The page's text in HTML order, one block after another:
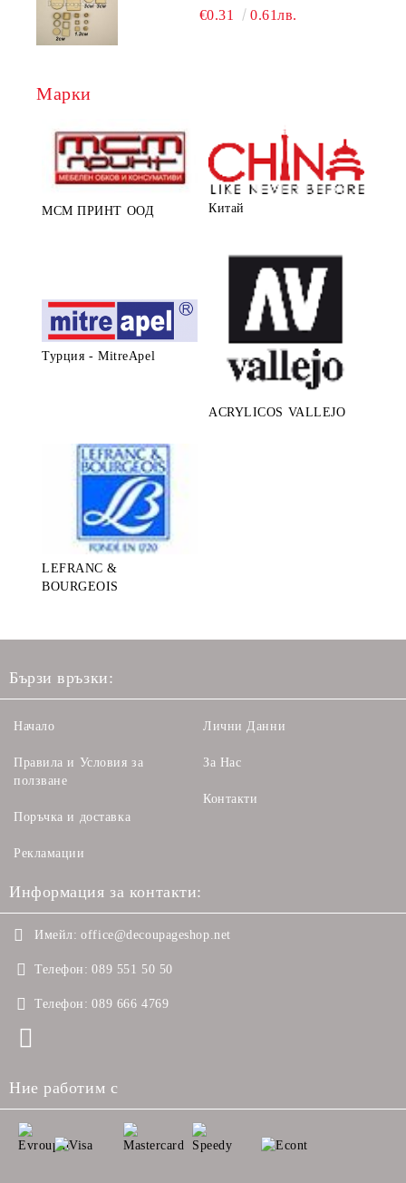
€0.31 0.61лв.
Марки
МСМ ПРИНТ ООД Китай
Турция - MitreApel
ACRYLICOS VALLEJO
LEFRANC &
BOURGEOIS
Бързи връзки:
Начало
Правила и Условия за
ползване
Поръчка и доставка
Рекламации
Лични Данни
За Нас
Контакти
Информация за контакти:
Имейл: office@decoupageshop.net
Телефон: 089 551 50 50
Телефон: 089 666 4769
Ние работим с